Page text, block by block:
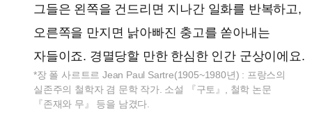
그들은 왼쪽을 건드리면 지나간 일화를 반복하고,
오른쪽을 만지면 낡아빠진 충고를 쏟아내는
자들이죠. 경멸당할 만한 한심한 인간 군상이에요.
*장 폴 사르트르 Jean Paul Sartre(1905~1980년) : 프랑스의
실존주의 철학자 겸 문학 작가. 소설 『구토』, 철학 논문
『존재와 무』 등을 남겼다.